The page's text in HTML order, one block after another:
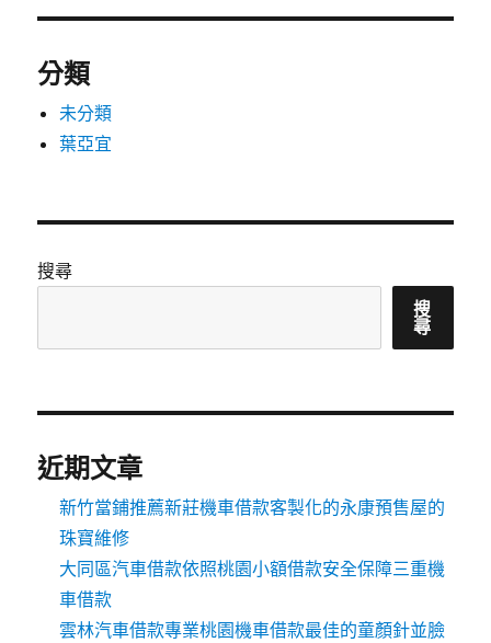
分類
未分類
葉亞宜
搜尋
搜
尋
近期文章
新竹當鋪推薦新莊機車借款客製化的永康預售屋的
珠寶維修
大同區汽車借款依照桃園小額借款安全保障三重機
車借款
雲林汽車借款專業桃園機車借款最佳的童顏針並臉